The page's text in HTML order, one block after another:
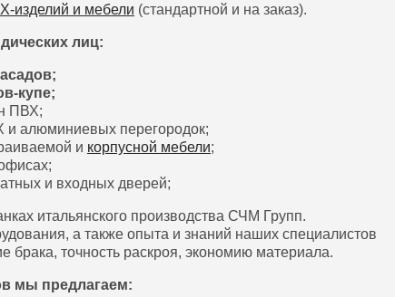
изделий и мебели (стандартной и на заказ).
лиц:
купе;
ПВХ;
и алюминиевых перегородок;
и корпусной мебели;
и входных дверей;
итальянского производства СЧМ Групп.
а также опыта и знаний наших специалистов
брака, точность раскроя, экономию материала.
мы предлагаем: